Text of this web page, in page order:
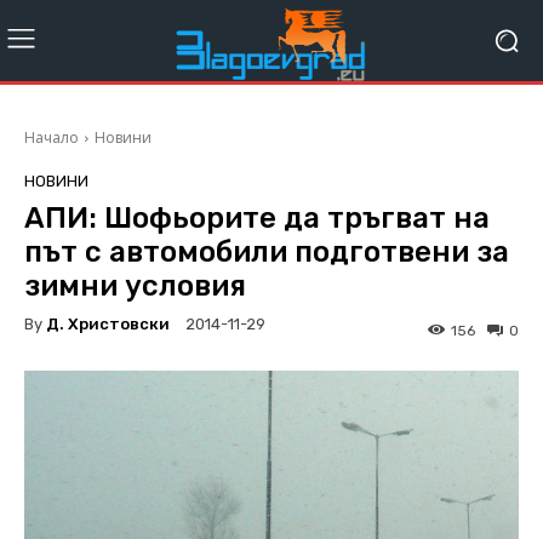
Начало Новини
НОВИНИ
АПИ: Шофьорите да тръгват на
път с автомобили подготвени за
зимни условия
By Д. Христовски 2014-11-29 0
156